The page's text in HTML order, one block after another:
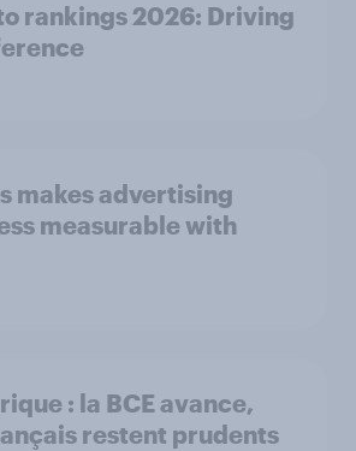
rankings 2026: ​Driving
makes advertising
measurable with
: la BCE avance,
restent prudents